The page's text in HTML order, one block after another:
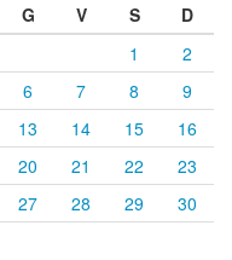
G V S
D
1
2
6 7 8
9
13 14 15
16
20 21 22
23
27 28 29
30